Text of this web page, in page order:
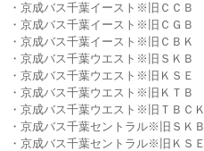
・京成バス千葉イースト※旧ＣＣＢ
・京成バス千葉イースト※旧ＣＧＢ
・京成バス千葉イースト※旧ＣＢＫ
・京成バス千葉ウエスト※旧ＳＫＢ
・京成バス千葉ウエスト※旧ＫＳＥ
・京成バス千葉ウエスト※旧ＫＴＢ
・京成バス千葉ウエスト※旧ＴＢＣＫ
・京成バス千葉セントラル※旧ＳＫＢ
・京成バス千葉セントラル※旧ＫＳＥ